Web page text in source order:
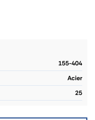
155-404
Acier
25